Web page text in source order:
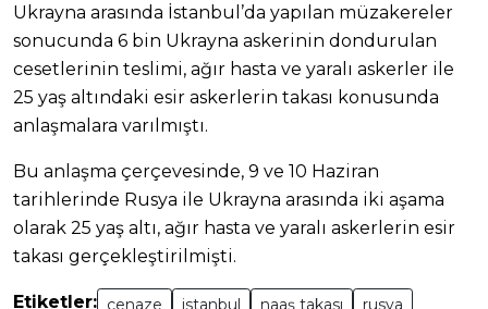
Ukrayna arasında İstanbul’da yapılan müzakereler
sonucunda 6 bin Ukrayna askerinin dondurulan
cesetlerinin teslimi, ağır hasta ve yaralı askerler ile
25 yaş altındaki esir askerlerin takası konusunda
anlaşmalara varılmıştı.
Bu anlaşma çerçevesinde, 9 ve 10 Haziran
tarihlerinde Rusya ile Ukrayna arasında iki aşama
olarak 25 yaş altı, ağır hasta ve yaralı askerlerin esir
takası gerçekleştirilmişti.
Etiketler: cenaze istanbul naaş takası
rusya